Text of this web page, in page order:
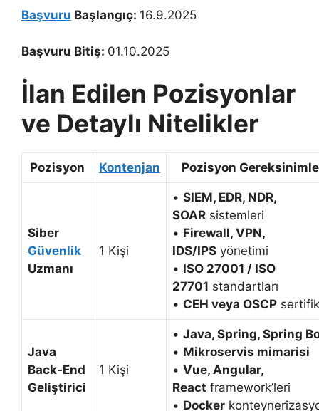
Başvuru Başlangıç: 16.9.2025
Başvuru Bitiş: 01.10.2025
İlan Edilen Pozisyonlar
ve Detaylı Nitelikler
Pozisyon Kontenjan Pozisyon
Siber
Güvenlik
Uzmanı
1 Kişi
• SIEM, EDR, NDR,
SOAR sistemleri
• Firewall, VPN,
IDS/IPS yönetimi
• ISO 27001 / ISO
27701 standartları
• CEH veya OSCP
Java
Back-End
Geliştirici
1 Kişi
• Java, Spring, Spring
• Mikroservis mimarisi
• Vue, Angular,
React framework’leri
• Docker